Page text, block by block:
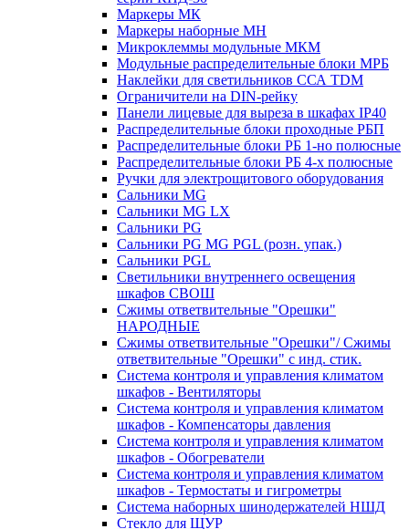
Маркеры МК
Маркеры наборные МН
Микроклеммы модульные МКМ
Модульные распределительные блоки МРБ
Наклейки для светильников ССА TDM
Ограничители на DIN-рейку
Панели лицевые для выреза в шкафах IP40
Распределительные блоки проходные РБП
Распределительные блоки РБ 1-но полюсные
Распределительные блоки РБ 4-х полюсные
Ручки для электрощитового оборудования
Сальники MG
Сальники MG LX
Сальники PG
Сальники PG MG PGL (розн. упак.)
Сальники PGL
Светильники внутреннего освещения
шкафов СВОШ
Сжимы ответвительные "Орешки"
НАРОДНЫЕ
Сжимы ответвительные "Орешки"/ Сжимы
ответвительные "Орешки" с инд. стик.
Система контроля и управления климатом
шкафов - Вентиляторы
Система контроля и управления климатом
шкафов - Компенсаторы давления
Система контроля и управления климатом
шкафов - Обогреватели
Система контроля и управления климатом
шкафов - Термостаты и гигрометры
Система наборных шинодержателей НШД
Стекло для ЩУР